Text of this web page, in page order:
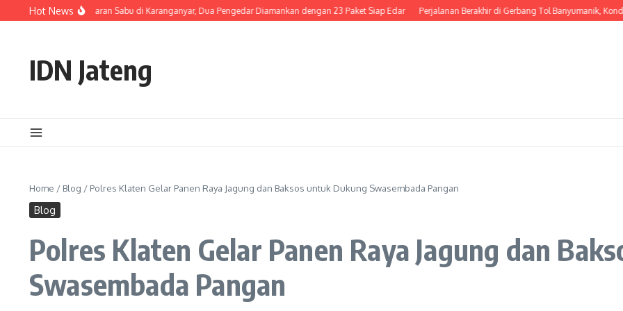
Skip to content
Hot News
Ungkap Peredaran Sabu di Karanganyar, Dua Pengedar Diamankan dengan 23 Paket Siap Edar Perjalanan Berakhir di Gerbang Tol Banyumanik, Kondektur
IDN Jateng
Home / Blog / Polres Klaten Gelar Panen Raya Jagung dan Baksos untuk Dukung Swasembada Pangan
Blog
Polres Klaten Gelar Panen Raya Jagung dan
Swasembada Pangan